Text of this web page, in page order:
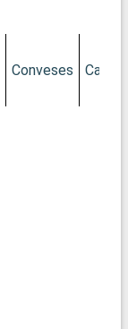
Conveses